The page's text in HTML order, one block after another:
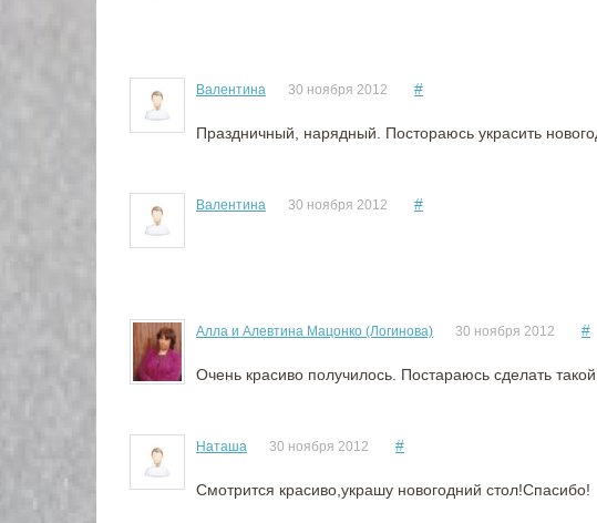
Валентина 30 ноября 2012 #
Праздничный, нарядный. Постораюсь украсить
Валентина 30 ноября 2012 #
Алла и Алевтина Мацонко (Логинова) 30 ноября 2012 #
Очень красиво получилось. Постараюсь сделать
Наташа 30 ноября 2012 #
Смотрится красиво,украшу новогодний стол!Спасибо!